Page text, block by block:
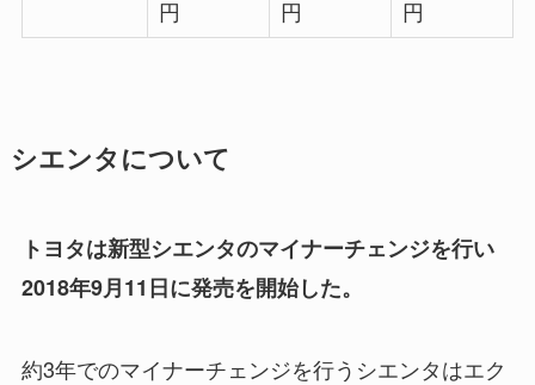
円
円
円
シエンタについて
トヨタは新型シエンタのマイナーチェンジを行い
2018年9月11日に発売を開始した。
約3年でのマイナーチェンジを行うシエンタはエク